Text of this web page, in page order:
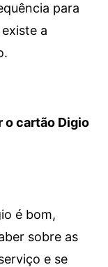
para
a
o cartão Digio
é bom,
sobre as
e se